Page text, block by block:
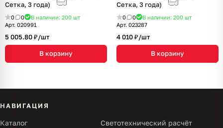
Сетка, 3 года)
0 0 В наличии: 200 шт
Арт. 020991
5 005.80 ₽/шт
В корзину
Сетка, 3 года)
0 0 В наличии: 200 шт
Арт. 023287
4 010 ₽/шт
В корзину
НАВИГАЦИЯ
Каталог Светотехнический расчёт